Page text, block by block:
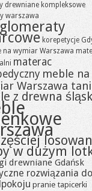
drewniane kompleksowe
warszawa
korepetycje
na wymiar Warszawa
materac
meble na
Warszawa
z drewna
w dużym
drewniane Gdańsk
rozwiązania
pranie tapicerki